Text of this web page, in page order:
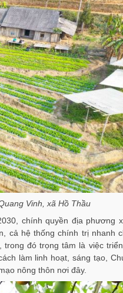
Vinh, xã Hồ Thầu
chính quyền địa phương
cả hệ thống chính trị nhanh
đó trọng tâm là việc
làm linh hoạt, sáng tạo,
nông thôn nơi đây.